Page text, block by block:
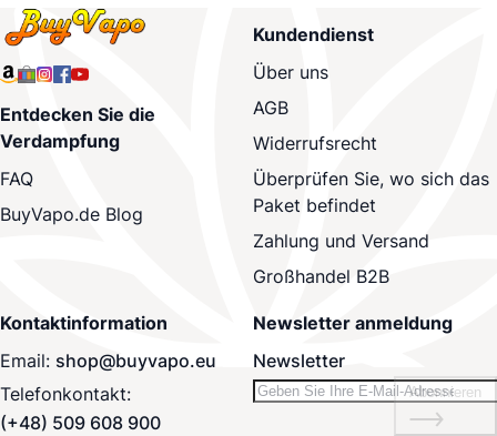
Entdecken Sie die
Verdampfung
FAQ
BuyVapo.de Blog
Kundendienst
Über uns
AGB
Widerrufsrecht
Überprüfen Sie, wo sich das
Paket befindet
Zahlung und Versand
Großhandel B2B
Kontaktinformation
Email: shop@buyvapo.eu
Telefonkontakt:
(+48) 509 608 900
Newsletter anmeldung
Newsletter
Abonnieren